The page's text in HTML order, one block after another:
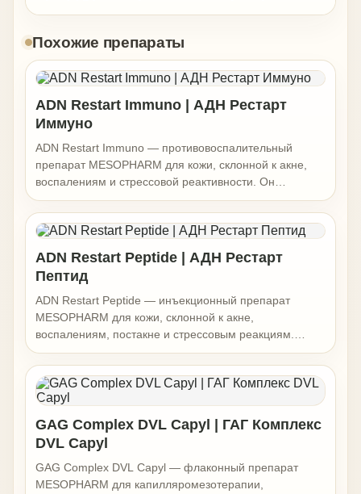
Похожие препараты
ADN Restart Immuno | АДН Рестарт
Иммуно
ADN Restart Immuno — противовоспалительный
препарат MESOPHARM для кожи, склонной к акне,
воспалениям и стрессовой реактивности. Он
применяется в anti-acne и восстановительных
программах, когда коже нужна поддержка иммунного
статуса, снижение воспалительного фона и более
спокойное восстановление после обострений.
Препарат помогает работать с проблемной кожей
аккуратно, без филлерного объёма и изменения черт
лица.
ADN Restart Peptide | АДН Рестарт
Пептид
ADN Restart Peptide — инъекционный препарат
MESOPHARM для кожи, склонной к акне,
воспалениям, постакне и стрессовым реакциям.
Формула на основе гиалуроновой кислоты 0,8%,
ПДРН, аминокислотно-пептидного комплекса и
витаминов группы B помогает поддержать
восстановление кожи, снизить воспалительный фон и
улучшить качество проблемной кожи без филлерного
объёма.
GAG Complex DVL Capyl | ГАГ Комплекс
DVL Capyl
GAG Complex DVL Capyl — флаконный препарат
MESOPHARM для капилляромезотерапии,